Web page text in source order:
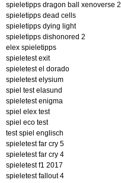
spieletipps dragon ball xenoverse 2
spieletipps dead cells
spieletipps dying light
spieletipps dishonored 2
elex spieletipps
spieletest exit
spieletest el dorado
spieletest elysium
spiel test elasund
spieletest enigma
spiel elex test
spiel eco test
test spiel englisch
spieletest far cry 5
spieletest far cry 4
spieletest f1 2017
spieletest fallout 4